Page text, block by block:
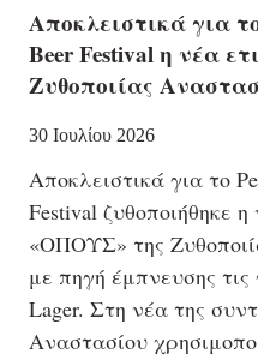
Αποκλειστικά για
Beer Festival η νέα
Ζυθοποιίας
30 Ιουλίου 2026
Αποκλειστικά για το
Festival ζυθοποιήθηκε η
«ΟΠΟΥΣ» της
με πηγή έμπνευσης
Lager. Στη νέα της
Αναστασίου